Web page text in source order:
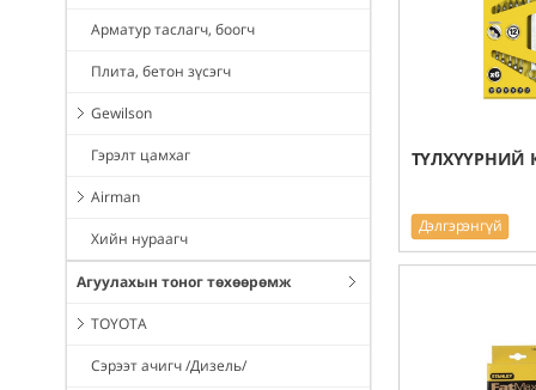
Арматур таслагч, боогч
Плита, бетон зүсэгч
Gewilson
Гэрэлт цамхаг
Airman
Хийн нураагч
Агуулахын тоног төхөөрөмж
TOYOTA
Сэрээт ачигч /Дизель/
ТҮЛХҮҮРНИЙ
Дэлгэрэнгүй